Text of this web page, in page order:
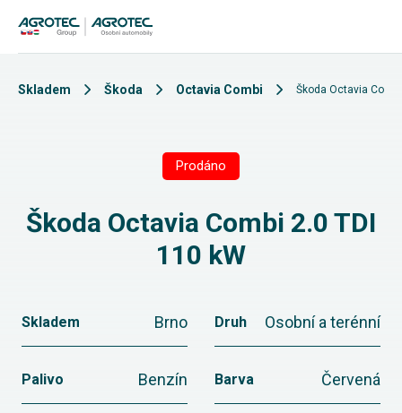
Skladem Škoda Octavia Combi Škoda Octavia
Prodáno
Škoda Octavia Combi 2.0 TDI
110 kW
Skladem Brno Druh Osobní a terénní
Palivo Benzín Barva Červená